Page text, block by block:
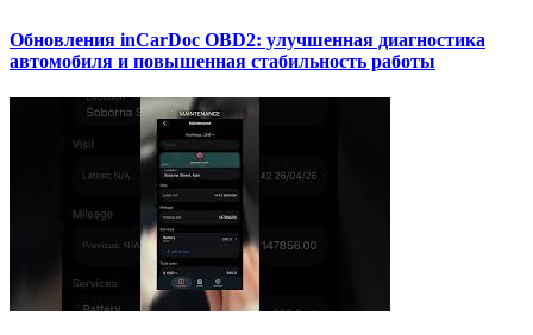
Обновления inCarDoc OBD2: улучшенная диагностика
автомобиля и повышенная стабильность работы